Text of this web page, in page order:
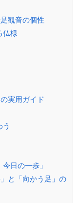
観音の個性
仏様
実用ガイド
日の一歩」
と「向かう足」の